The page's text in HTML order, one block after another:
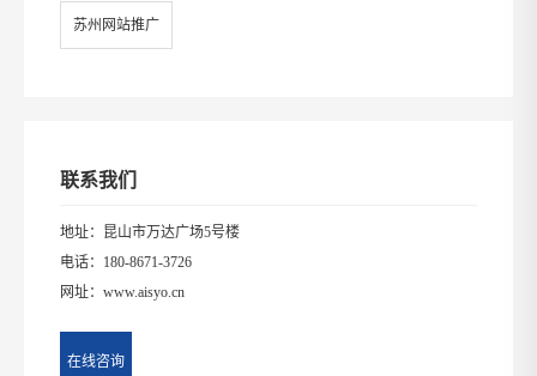
苏州网站推广
联系我们
地址：昆山市万达广场5号楼
电话： 180-8671-3726
网址：www.aisyo.cn
在线咨询